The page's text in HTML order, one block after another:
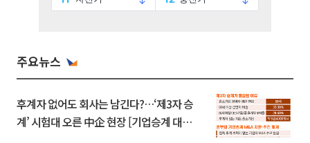
주요뉴스
후계자 없어도 회사는 남긴다?…‘제3자 승
계’ 시험대 오른 中企 현장 [기업승계 대전